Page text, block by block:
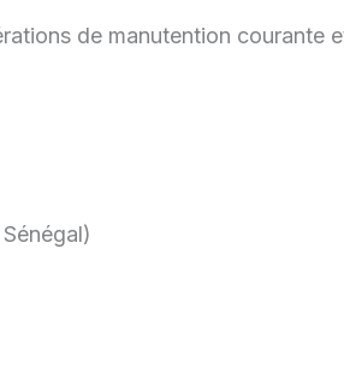
de manutention courante